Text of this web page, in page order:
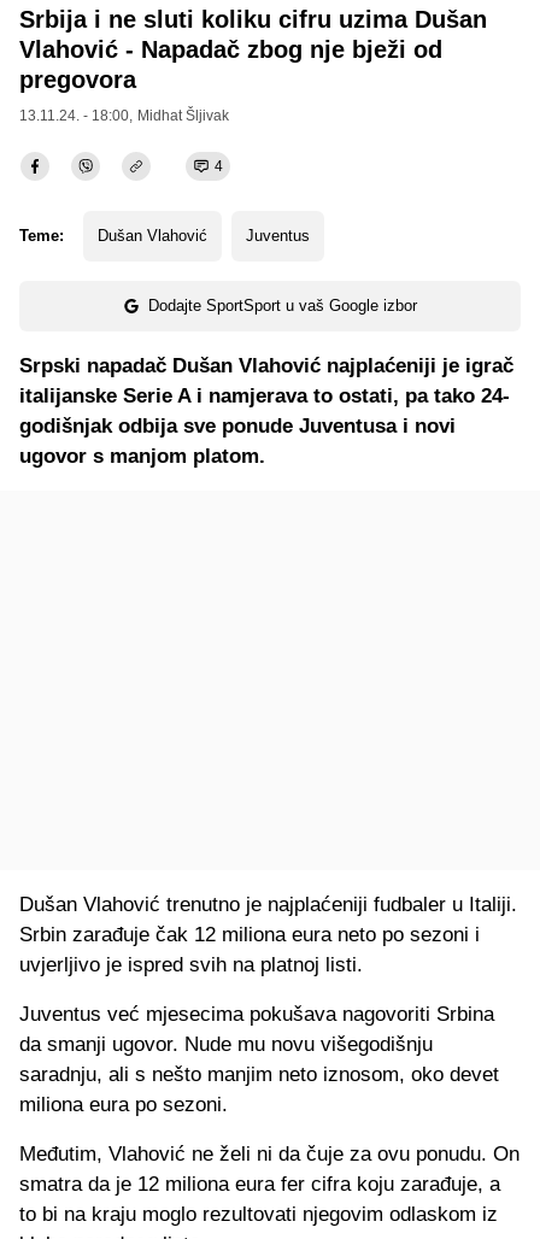
Srbija i ne sluti koliku cifru uzima Dušan
Vlahović - Napadač zbog nje bježi od
pregovora
13.11.24. - 18:00, Midhat Šljivak
4
Teme: Dušan Vlahović Juventus
Dodajte SportSport u vaš Google izbor
Srpski napadač Dušan Vlahović najplaćeniji je igrač
italijanske Serie A i namjerava to ostati, pa tako 24-
godišnjak odbija sve ponude Juventusa i novi
ugovor s manjom platom.
Dušan Vlahović trenutno je najplaćeniji fudbaler u Italiji.
Srbin zarađuje čak 12 miliona eura neto po sezoni i
uvjerljivo je ispred svih na platnoj listi.
Juventus već mjesecima pokušava nagovoriti Srbina
da smanji ugovor. Nude mu novu višegodišnju
saradnju, ali s nešto manjim neto iznosom, oko devet
miliona eura po sezoni.
Međutim, Vlahović ne želi ni da čuje za ovu ponudu. On
smatra da je 12 miliona eura fer cifra koju zarađuje, a
to bi na kraju moglo rezultovati njegovim odlaskom iz